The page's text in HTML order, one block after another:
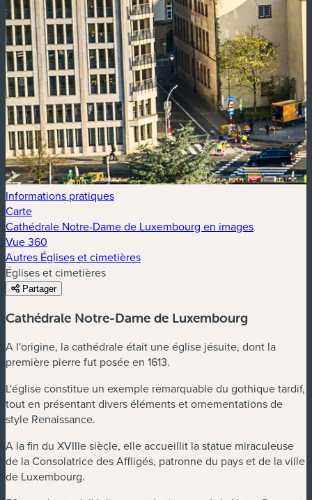
Informations pratiques
Carte
Cathédrale Notre-Dame de Luxembourg en images
Vue 360
Autres Églises et cimetières
Églises et cimetières
Partager
Cathédrale Notre-Dame de Luxembourg
A l'origine, la cathédrale était une église jésuite, dont la
première pierre fut posée en 1613.
L'église constitue un exemple remarquable du gothique tardif,
tout en présentant divers éléments et ornementations de
style Renaissance.
A la fin du XVIIIe siècle, elle accueillit la statue miraculeuse
de la Consolatrice des Affligés, patronne du pays et de la ville
de Luxembourg.